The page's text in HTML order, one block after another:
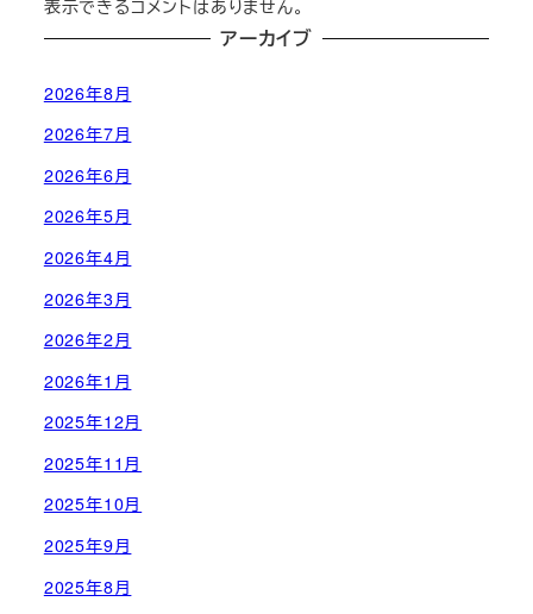
表示できるコメントはありません。
アーカイブ
2026年8月
2026年7月
2026年6月
2026年5月
2026年4月
2026年3月
2026年2月
2026年1月
2025年12月
2025年11月
2025年10月
2025年9月
2025年8月